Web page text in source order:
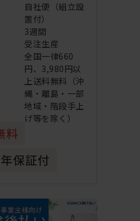
自社便（組立設
置付）
3週間
受注生産
全国一律660
円、3,980円以
上送料無料（沖
縄・離島・一部
地域・階段手上
げ等を除く）